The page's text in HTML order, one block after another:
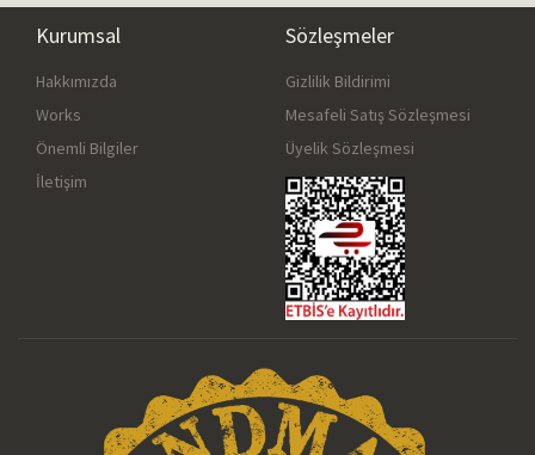
Kurumsal
Hakkımızda
Works
Önemli Bilgiler
İletişim
Sözleşmeler
Gizlilik Bildirimi
Mesafeli Satış Sözleşmesi
Üyelik Sözleşmesi